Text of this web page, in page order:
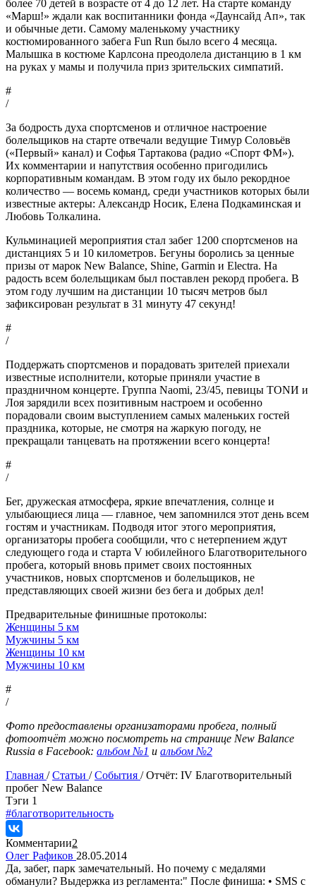
более 70 детей в возрасте от 4 до 12 лет. На старте команду
«Марш!» ждали как воспитанники фонда «Даунсайд Ап», так
и обычные дети. Самому маленькому участнику
костюмированного забега Fun Run было всего 4 месяца.
Малышка в костюме Карлсона преодолела дистанцию в 1 км
на руках у мамы и получила приз зрительских симпатий.
#
/
За бодрость духа спортсменов и отличное настроение
болельщиков на старте отвечали ведущие Тимур Соловьёв
(«Первый» канал) и Софья Тартакова (радио «Спорт ФМ»).
Их комментарии и напутствия особенно пригодились
корпоративным командам. В этом году их было рекордное
количество — восемь команд, среди участников которых были
известные актеры: Александр Носик, Елена Подкаминская и
Любовь Толкалина.
Кульминацией мероприятия стал забег 1200 спортсменов на
дистанциях 5 и 10 километров. Бегуны боролись за ценные
призы от марок New Balance, Shine, Garmin и Electra. На
радость всем болельщикам был поставлен рекорд пробега. В
этом году лучшим на дистанции 10 тысяч метров был
зафиксирован результат в 31 минуту 47 секунд!
#
/
Поддержать спортсменов и порадовать зрителей приехали
известные исполнители, которые приняли участие в
праздничном концерте. Группа Naomi, 23/45, певицы TONИ и
Лоя зарядили всех позитивным настроем и особенно
порадовали своим выступлением самых маленьких гостей
праздника, которые, не смотря на жаркую погоду, не
прекращали танцевать на протяжении всего концерта!
#
/
Бег, дружеская атмосфера, яркие впечатления, солнце и
улыбающиеся лица — главное, чем запомнился этот день всем
гостям и участникам. Подводя итог этого мероприятия,
организаторы пробега сообщили, что с нетерпением ждут
следующего года и старта V юбилейного Благотворительного
пробега, который вновь примет своих постоянных
участников, новых спортсменов и болельщиков, не
представляющих своей жизни без бега и добрых дел!
Предварительные финишные протоколы:
Женщины 5 км
Мужчины 5 км
Женщины 10 км
Мужчины 10 км
#
/
Фото предоставлены организаторами пробега, полный
фотоотчёт можно посмотреть на странице New Balance
Russia в Facebook: альбом №1 и альбом №2
Главная /Статьи /События /Отчёт: IV Благотворительный
пробег New Balance
Tэги 1
#благотворительность
Комментарии2
Олег Рафиков 28.05.2014
Да, забег, парк замечательный. Но почему с медалями
обманули? Выдержка из регламента:" После финиша: • SMS с